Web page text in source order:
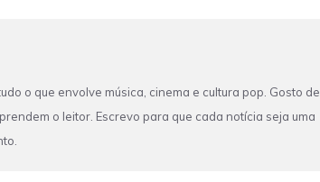
o que envolve música, cinema e cultura pop. Gosto de
o leitor. Escrevo para que cada notícia seja uma